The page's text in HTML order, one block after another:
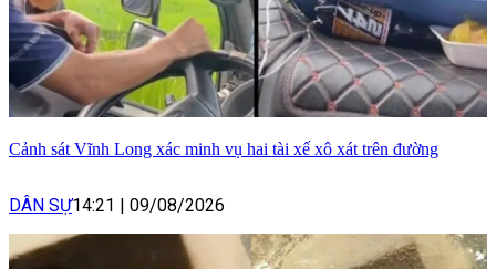
Cảnh sát Vĩnh Long xác minh vụ hai tài xế xô xát trên đường
DÂN SỰ14:21 09/08/2026